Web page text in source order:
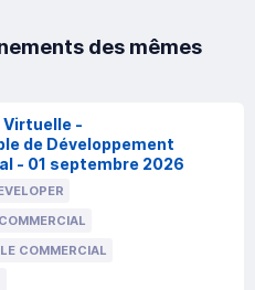
des mêmes
Virtuelle -
de Développement
- 01 septembre 2026
COMMERCIAL